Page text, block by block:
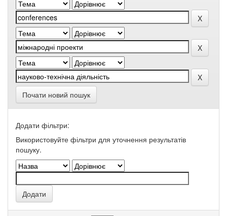
Почати новий пошук
Додати фільтри:
Використовуйте фільтри для уточнення результатів
пошуку.